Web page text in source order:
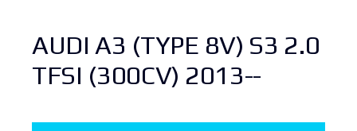
AUDI A3 (TYPE 8V) S3 2.0
TFSI (300CV) 2013--